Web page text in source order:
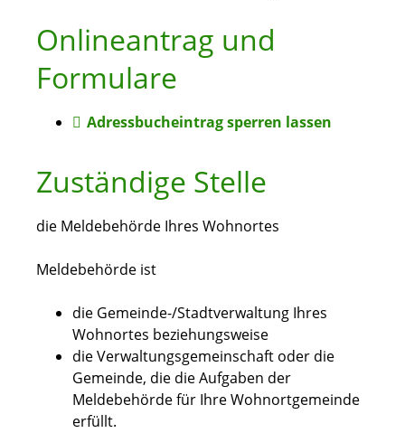
Onlineantrag und
Formulare
Adressbucheintrag sperren lassen
Zuständige Stelle
die Meldebehörde Ihres Wohnortes
Meldebehörde ist
die Gemeinde-/Stadtverwaltung Ihres
Wohnortes beziehungsweise
die Verwaltungsgemeinschaft oder die
Gemeinde, die die Aufgaben der
Meldebehörde für Ihre Wohnortgemeinde
erfüllt.